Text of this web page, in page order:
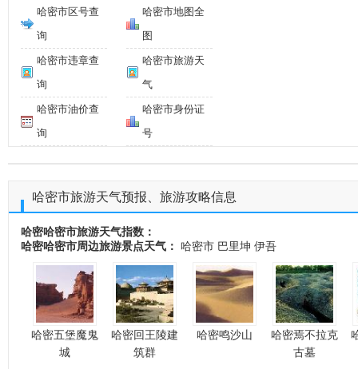
哈密市地图全
图
哈密市区号查
询
哈密市旅游天
气
哈密市违章查
询
哈密市身份证
号
哈密市油价查
询
哈密市旅游天气预报、旅游攻略信息
哈密哈密市旅游天气指数：
哈密哈密市周边旅游景点天气： 哈密市 巴里坤 伊吾
哈密五堡魔鬼
城
哈密回王陵建
筑群
哈密鸣沙山
哈密焉不拉克
古墓